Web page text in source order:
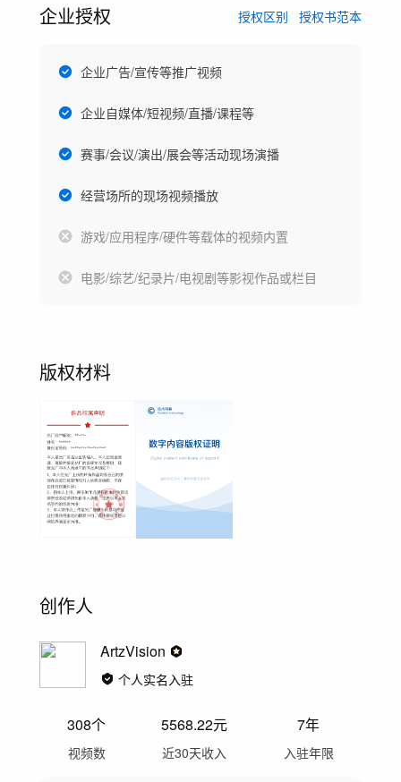
企业授权 授权区别 授权书范本
企业广告/宣传等推广视频
企业自媒体/短视频/直播/课程等
赛事/会议/演出/展会等活动现场演播
经营场所的现场视频播放
游戏/应用程序/硬件等载体的视频内置
电影/综艺/纪录片/电视剧等影视作品或栏目
版权材料
创作人
ArtzVision
个人实名入驻
308个
视频数
5568.22元
近30天收入
7年
入驻年限